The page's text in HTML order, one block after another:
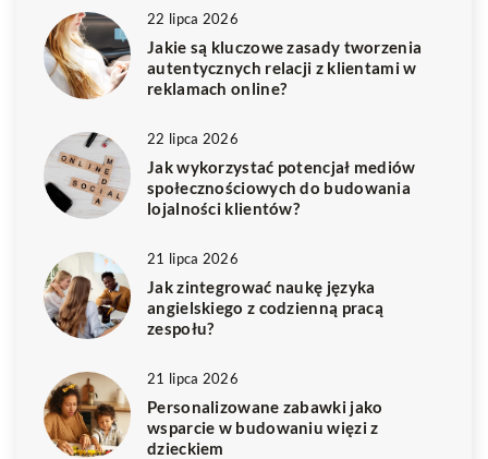
22 lipca 2026
Jakie są kluczowe zasady tworzenia
autentycznych relacji z klientami w
reklamach online?
22 lipca 2026
Jak wykorzystać potencjał mediów
społecznościowych do budowania
lojalności klientów?
21 lipca 2026
Jak zintegrować naukę języka
angielskiego z codzienną pracą
zespołu?
21 lipca 2026
Personalizowane zabawki jako
wsparcie w budowaniu więzi z
dzieckiem